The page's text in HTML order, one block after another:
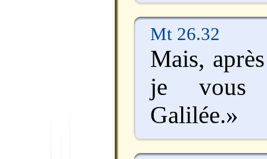
Mt 26.32
Mais,
je vous
Galilée.»